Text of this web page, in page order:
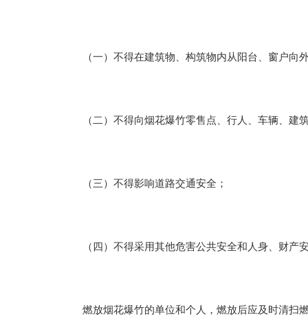
（一）不得在建筑物、构筑物内从阳台、窗户向
（二）不得向烟花爆竹零售点、行人、车辆、建筑
（三）不得影响道路交通安全；
（四）不得采用其他危害公共安全和人身、财产
燃放烟花爆竹的单位和个人，燃放后应及时清扫